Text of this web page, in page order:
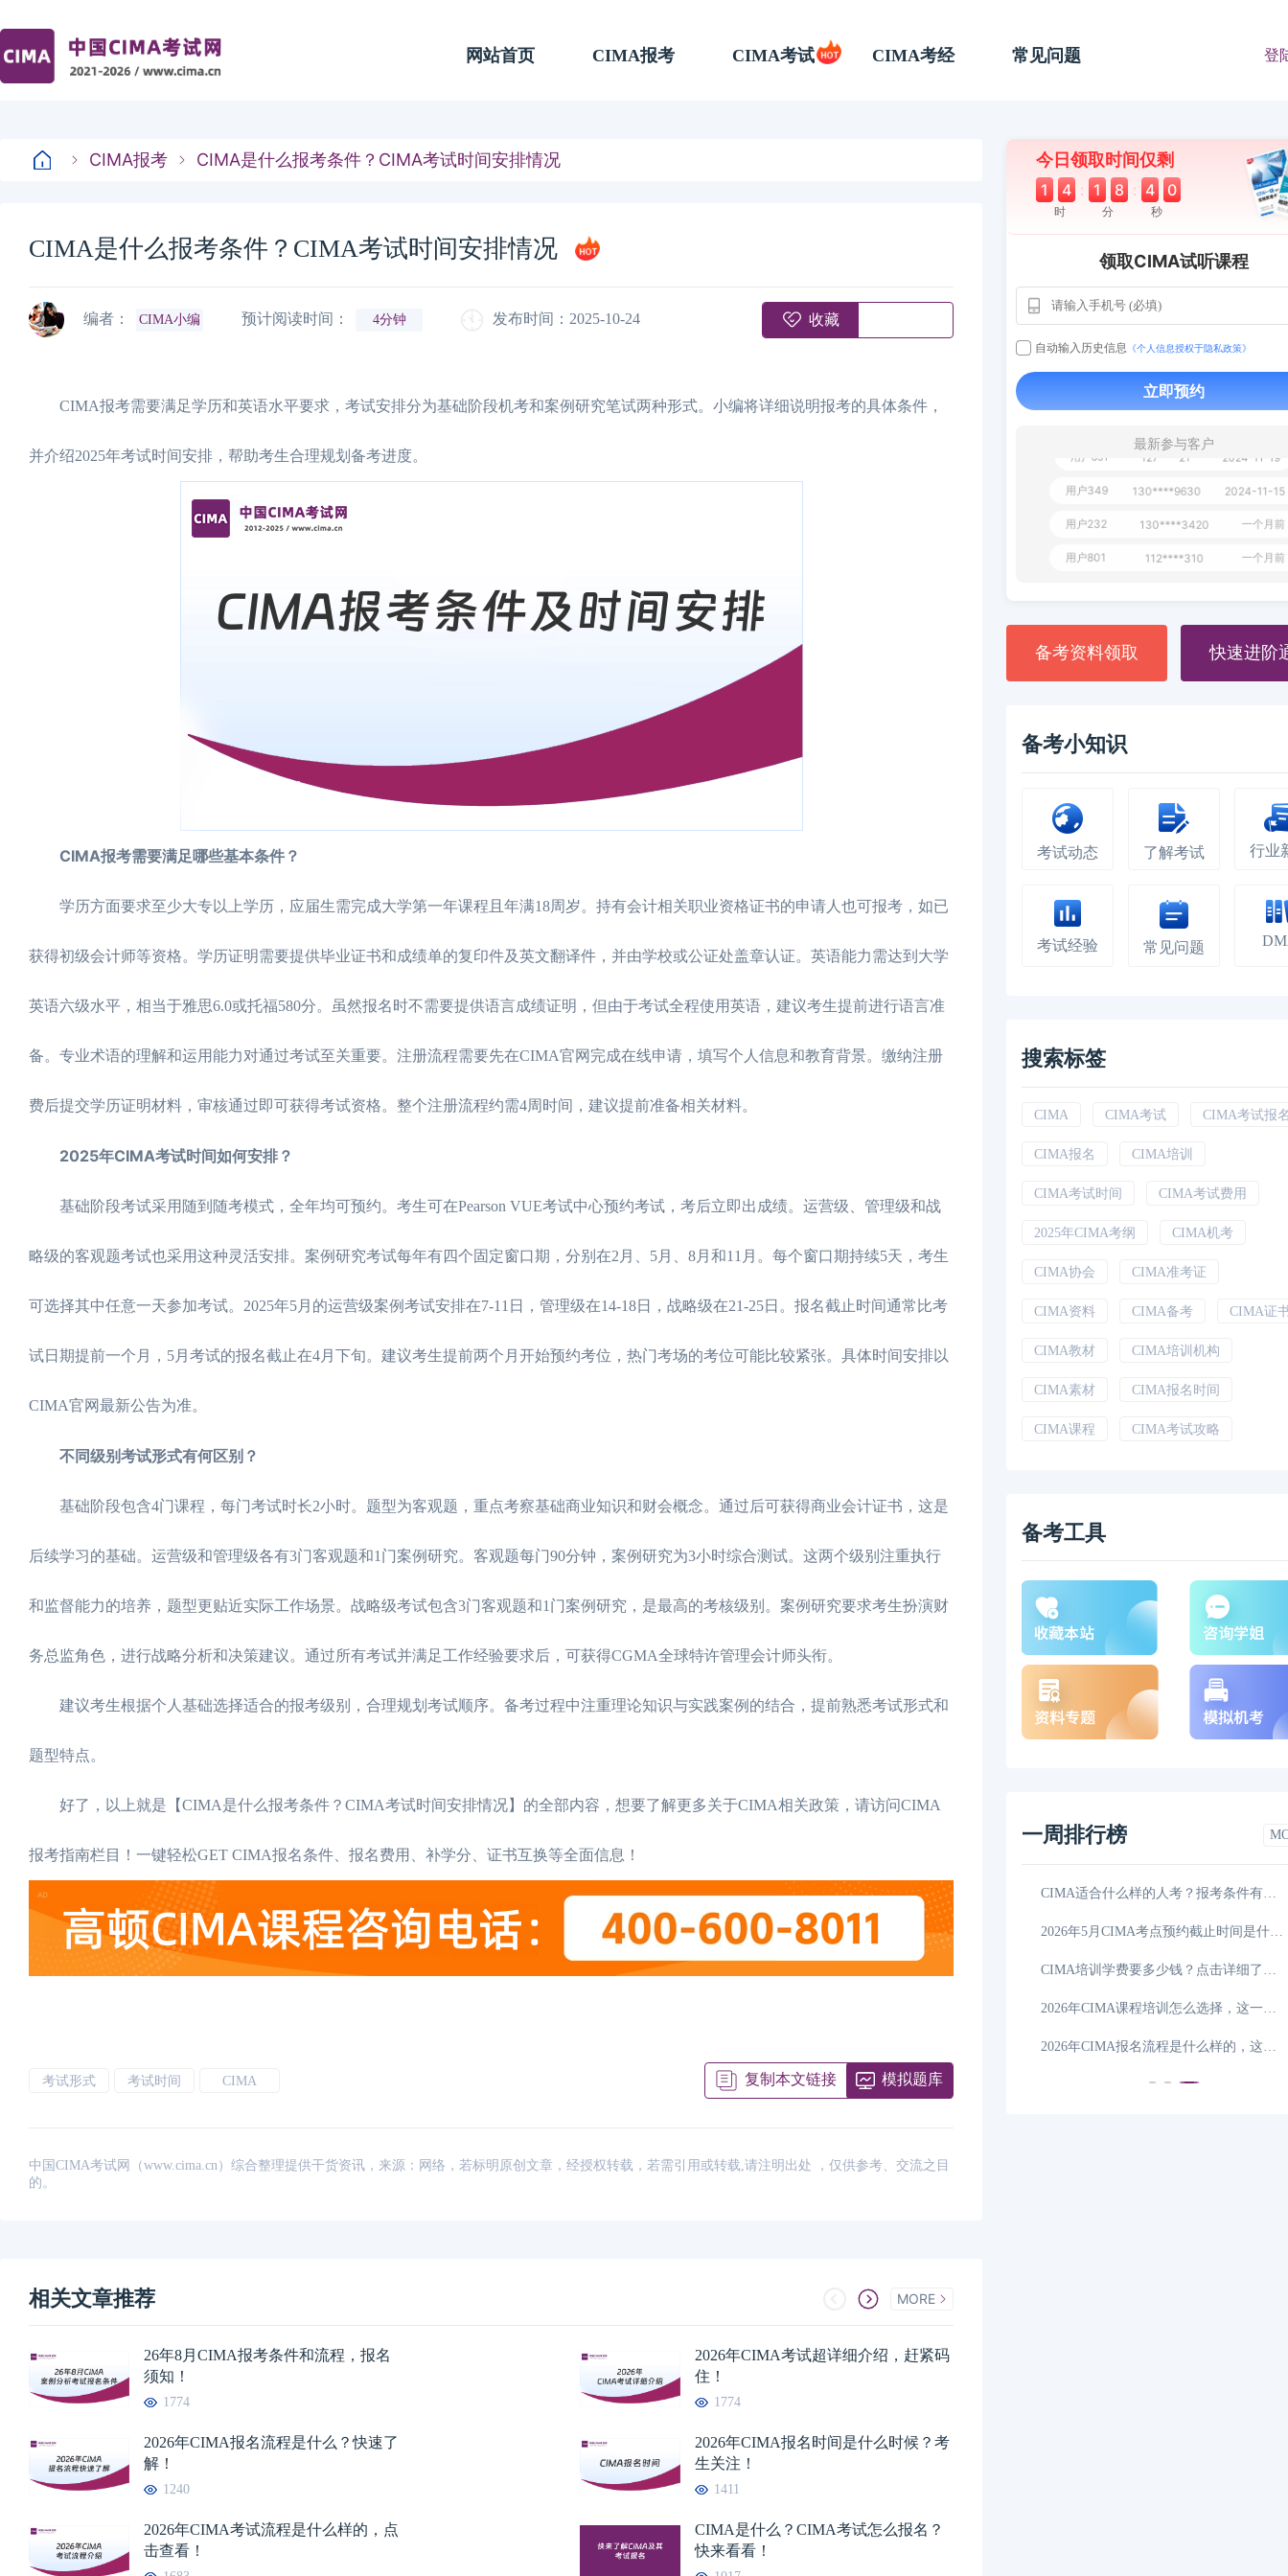
网站首页 CIMA报考 CIMA考试 CIMA考经 常见问题 登
CIMA报考 CIMA是什么报考条件？CIMA考试时间安排情况
CIMA是什么报考条件？CIMA考试时间安排情况
编者： CIMA小编 预计阅读时间： 4分钟 发布时间：2025-10-24 收藏
CIMA报考需要满足学历和英语水平要求，考试安排分为基础阶段机考和案例研究笔试两种形式。小编将详细说明报考的具体条件，
并介绍2025年考试时间安排，帮助考生合理规划备考进度。
CIMA报考需要满足哪些基本条件？
学历方面要求至少大专以上学历，应届生需完成大学第一年课程且年满18周岁。持有会计相关职业资格证书的申请人也可报考，如已
获得初级会计师等资格。学历证明需要提供毕业证书和成绩单的复印件及英文翻译件，并由学校或公证处盖章认证。英语能力需达到大学
英语六级水平，相当于雅思6.0或托福580分。虽然报名时不需要提供语言成绩证明，但由于考试全程使用英语，建议考生提前进行语言准
备。专业术语的理解和运用能力对通过考试至关重要。注册流程需要先在CIMA官网完成在线申请，填写个人信息和教育背景。缴纳注册
费后提交学历证明材料，审核通过即可获得考试资格。整个注册流程约需4周时间，建议提前准备相关材料。
2025年CIMA考试时间如何安排？
基础阶段考试采用随到随考模式，全年均可预约。考生可在Pearson VUE考试中心预约考试，考后立即出成绩。运营级、管理级和战
略级的客观题考试也采用这种灵活安排。案例研究考试每年有四个固定窗口期，分别在2月、5月、8月和11月。每个窗口期持续5天，考生
可选择其中任意一天参加考试。2025年5月的运营级案例考试安排在7-11日，管理级在14-18日，战略级在21-25日。报名截止时间通常比考
试日期提前一个月，5月考试的报名截止在4月下旬。建议考生提前两个月开始预约考位，热门考场的考位可能比较紧张。具体时间安排以
CIMA官网最新公告为准。
不同级别考试形式有何区别？
基础阶段包含4门课程，每门考试时长2小时。题型为客观题，重点考察基础商业知识和财会概念。通过后可获得商业会计证书，这是
后续学习的基础。运营级和管理级各有3门客观题和1门案例研究。客观题每门90分钟，案例研究为3小时综合测试。这两个级别注重执行
和监督能力的培养，题型更贴近实际工作场景。战略级考试包含3门客观题和1门案例研究，是最高的考核级别。案例研究要求考生扮演财
务总监角色，进行战略分析和决策建议。通过所有考试并满足工作经验要求后，可获得CGMA全球特许管理会计师头衔。
建议考生根据个人基础选择适合的报考级别，合理规划考试顺序。备考过程中注重理论知识与实践案例的结合，提前熟悉考试形式和
题型特点。
好了，以上就是【CIMA是什么报考条件？CIMA考试时间安排情况】的全部内容，想要了解更多关于CIMA相关政策，请访问CIMA
报考指南栏目！一键轻松GET CIMA报名条件、报名费用、补学分、证书互换等全面信息！
考试形式 考试时间 CIMA 复制本文链接 模拟题库
中国CIMA考试网（www.cima.cn）综合整理提供干货资讯，来源：网络，若标明原创文章，经授权转载，若需引用或转载,请注明出处 ，仅供参考、交流之目
的。
相关文章推荐 MORE
26年8月CIMA报考条件和流程，报名
须知！
1774
2026年CIMA考试超详细介绍，赶紧码
住！
1774
2026年CIMA报名流程是什么？快速了
解！
1240
2026年CIMA报名时间是什么时候？考
生关注！
1411
2026年CIMA考试流程是什么样的，点
击查看！
CIMA是什么？CIMA考试怎么报名？
快来看看！
今日领取时间仅剩
1 4 : 1 8 : 4 0
时 分 秒
领取CIMA试听课程
自动输入历史信息 《个人信息授权于隐私政策》
立即预约
最新参与客户
112****290
127****21
用户349 130****9630 2024-11-15
用户232 130****3420 一个月前
用户801 112****310 一个月前
用户987 130****6344 2024-09-13
用户279 130****8868 2024-08-21
备考资料领取 快速进阶
备考小知识
考试动态 了解考试 行业
考试经验 常见问题
搜索标签
CIMA CIMA考试 CIMA考试报
CIMA报名 CIMA培训
CIMA考试时间 CIMA考试费用
2025年CIMA考纲 CIMA机考
CIMA协会 CIMA准考证
CIMA资料 CIMA备考 CIMA证
CIMA教材 CIMA培训机构
CIMA素材 CIMA报名时间
CIMA课程 CIMA考试攻略
备考工具
一周排行榜
2026年CIMA考试超详细介绍，赶紧码 07-22
CIMA是什么意思，本文详细说清楚 06-26
2026年CIMA考试条件有哪些，点击查